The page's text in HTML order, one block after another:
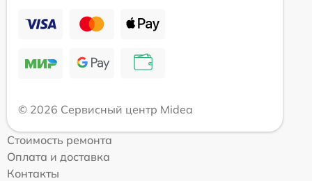
© 2026 Сервисный центр Midea
Стоимость ремонта
Оплата и доставка
Контакты